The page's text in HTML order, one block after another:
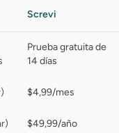
Screvi
Prueba gratuita de
14 días
$4,99/mes
$49,99/año